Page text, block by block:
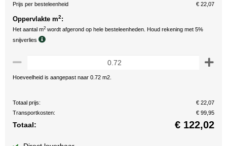
Prijs per besteleenheid € 22,07
Oppervlakte m2:
Het aantal m2 wordt afgerond op hele besteleenheden. Houd rekening met 5%
snijverlies
Hoeveelheid is aangepast naar 0.72 m2.
Totaal prijs:
€ 22,07
Transportkosten:
€ 99,95
Totaal: € 122,02